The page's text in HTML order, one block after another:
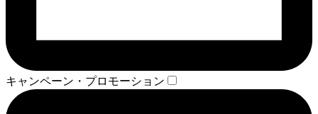
キャンペーン・プロモーション